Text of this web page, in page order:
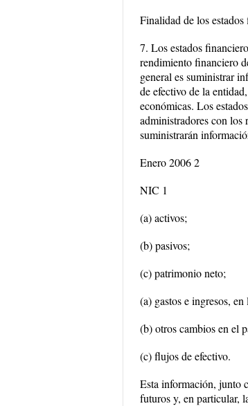
Finalidad de los
7. Los estados
rendimiento financiero
general es suministrar
de efectivo de la
económicas. Los
administradores con los
suministrarán
Enero 2006 2
NIC 1
(a) activos;
(b) pasivos;
(c) patrimonio neto;
(a) gastos e ingresos,
(b) otros cambios en el
(c) flujos de efectivo.
Esta información, junto
futuros y, en particular,